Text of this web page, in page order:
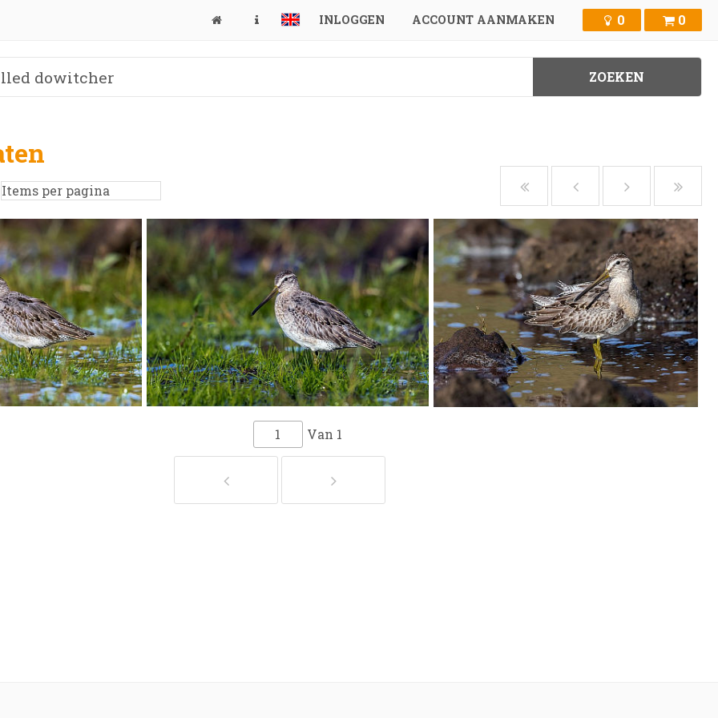
INLOGGEN ACCOUNT AANMAKEN 0 0
Van 1